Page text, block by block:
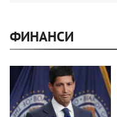
ФИНАНСИ